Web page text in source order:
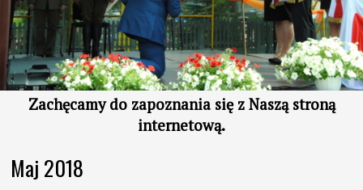
Zachęcamy do zapoznania się z Naszą stroną
internetową.
Maj 2018